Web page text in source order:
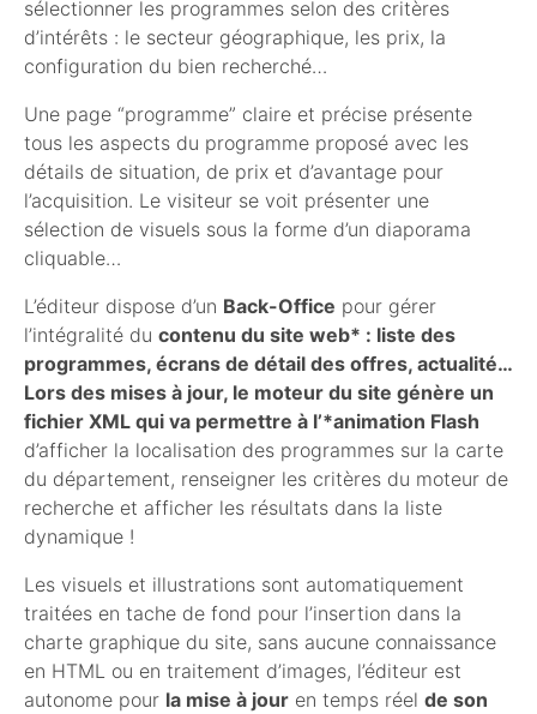
sélectionner les programmes selon des critères
d’intérêts : le secteur géographique, les prix, la
configuration du bien recherché…
Une page “programme” claire et précise présente
tous les aspects du programme proposé avec les
détails de situation, de prix et d’avantage pour
l’acquisition. Le visiteur se voit présenter une
sélection de visuels sous la forme d’un diaporama
cliquable…
L’éditeur dispose d’un Back-Office pour gérer
l’intégralité du contenu du site web* : liste des
programmes, écrans de détail des offres, actualité…
Lors des mises à jour, le moteur du site génère un
fichier XML qui va permettre à l’*animation Flash
d’afficher la localisation des programmes sur la carte
du département, renseigner les critères du moteur de
recherche et afficher les résultats dans la liste
dynamique !
Les visuels et illustrations sont automatiquement
traitées en tache de fond pour l’insertion dans la
charte graphique du site, sans aucune connaissance
en HTML ou en traitement d’images, l’éditeur est
autonome pour la mise à jour en temps réel de son